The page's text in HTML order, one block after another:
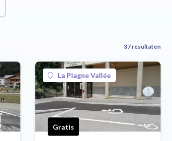
37 resultaten
La Plagne Vallée
Gratis